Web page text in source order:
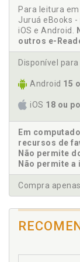
F
p. 125
I
Informação.
Introdução,
L
Lista de
Livre
Para leitura
Juruá eBooks -
iOS e Android.
outros e-
Disponível
Android 15
iOS 18 ou
Em
recursos de
Não permite
Não permite
Compra